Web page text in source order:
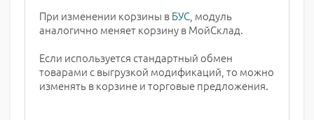
При изменении корзины вБУС , модуль
аналогично меняет корзину в МойСклад.
Если используется стандартный обмен
товарами с выгрузкой модификаций, то можно
изменять в корзине и торговые предложения.